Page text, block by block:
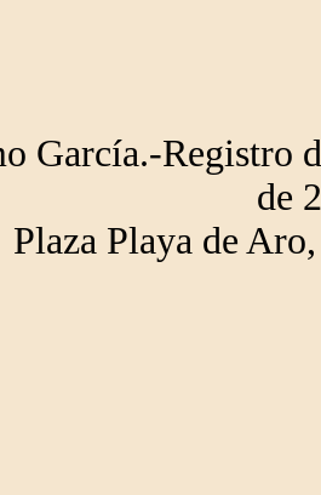
García.-Registro
de
Plaza Playa de